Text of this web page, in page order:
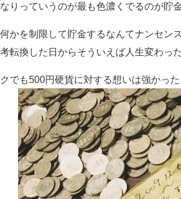
りっていうのが最も色濃くでるのが貯
かを制限して貯金するなんてナンセン
転換した日からそういえば人生変わった
でも500円硬貨に対する想いは強かっ